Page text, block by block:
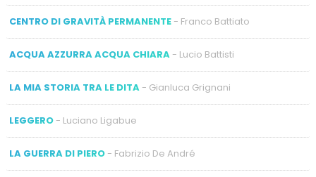
CENTRO DI GRAVITÀ PERMANENTE- Franco Battiato
ACQUA AZZURRA ACQUA CHIARA- Lucio Battisti
LA MIA STORIA TRA LE DITA- Gianluca Grignani
LEGGERO- Luciano Ligabue
LA GUERRA DI PIERO- Fabrizio De André